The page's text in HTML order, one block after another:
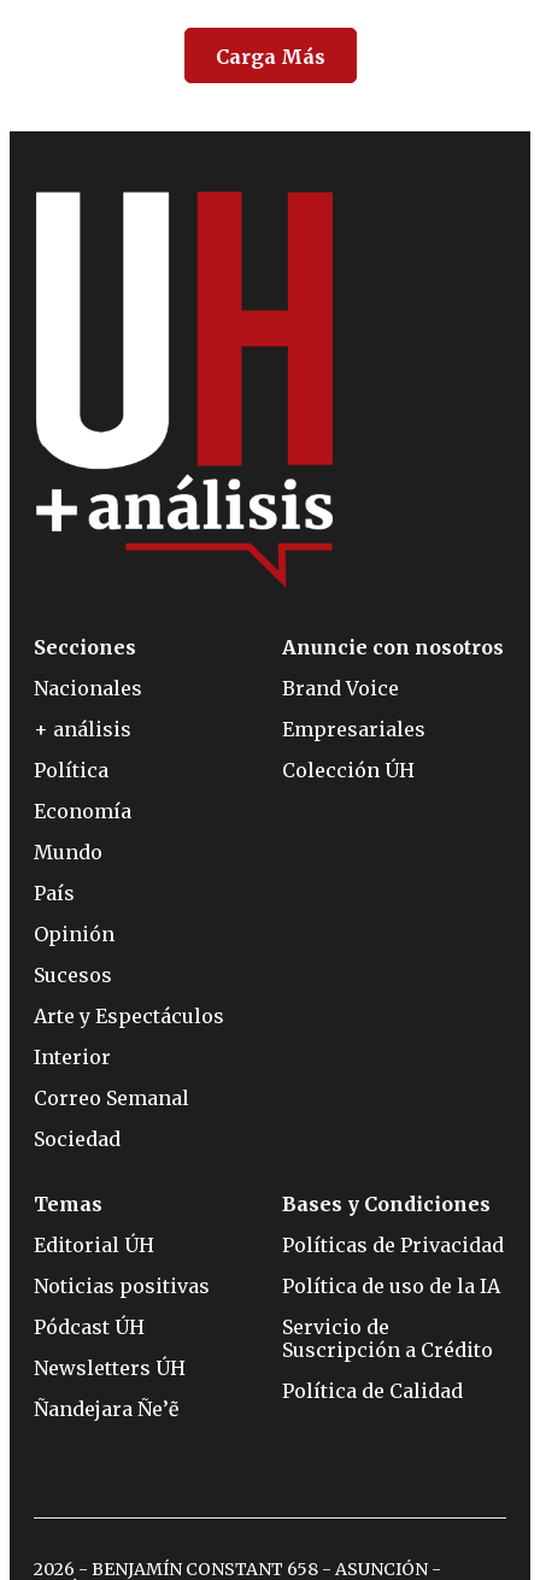
Carga Más
Secciones
Nacionales
+ análisis
Política
Economía
Mundo
País
Opinión
Sucesos
Arte y Espectáculos
Interior
Correo Semanal
Sociedad
Anuncie con nosotros
Brand Voice
Empresariales
Colección ÚH
Temas
Editorial ÚH
Noticias positivas
Pódcast ÚH
Newsletters ÚH
Ñandejara Ñe’ẽ
Bases y Condiciones
Políticas de Privacidad
Política de uso de la IA
Servicio de
Suscripción a Crédito
Política de Calidad
2026 - BENJAMÍN CONSTANT 658 - ASUNCIÓN -